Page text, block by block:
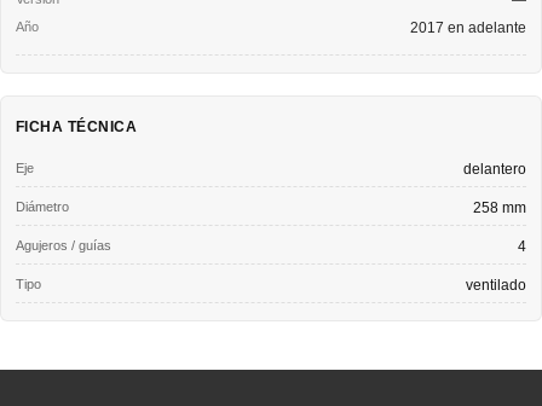
2017 en adelante
FICHA TÉCNICA
Eje delantero
Diámetro 258 mm
Agujeros / guías 4
Tipo ventilado